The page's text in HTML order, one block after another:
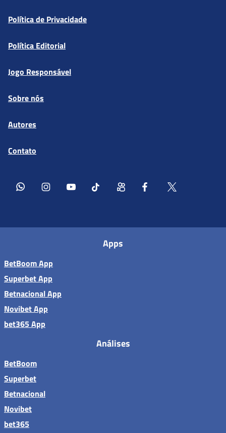
Política de Privacidade
Política Editorial
Jogo Responsável
Sobre nós
Autores
Contato
Apps
BetBoom App
Superbet App
Betnacional App
Novibet App
bet365 App
Análises
BetBoom
Superbet
Betnacional
Novibet
bet365